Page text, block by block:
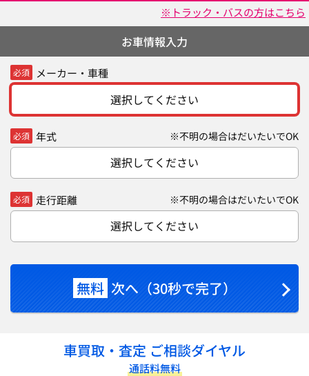
※トラック・バスの方はこちら
お車情報入力
必須 メーカー・車種
選択してください
必須 年式 ※不明の場合はだいたいでOK
選択してください
必須 走行距離 ※不明の場合はだいたいでOK
選択してください
無料 次へ（30秒で完了）
車買取・査定 ご相談ダイヤル
通話料無料